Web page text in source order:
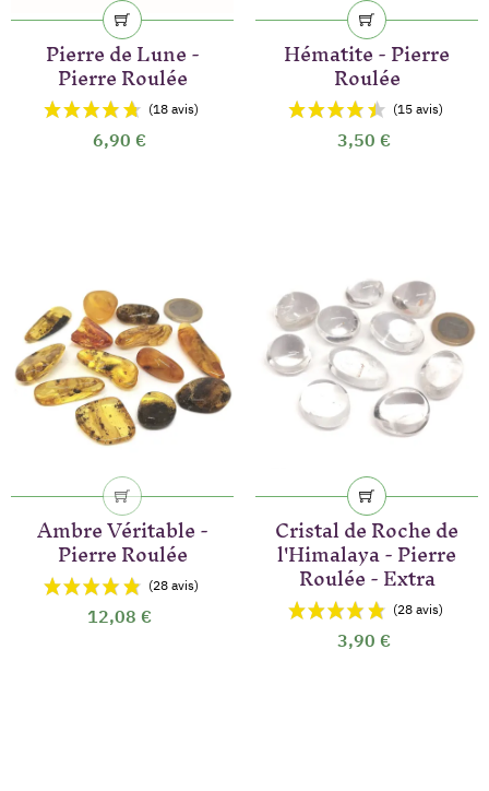
(32 avis)
Pierre de Lune -
Pierre Roulée
6,90 €
Hématite - Pierre
Roulée
3,50 €
Ambre Véritable -
Pierre Roulée
12,08 €
Cristal de Roche de
l'Himalaya - Pierre
Roulée - Extra
3,90 €